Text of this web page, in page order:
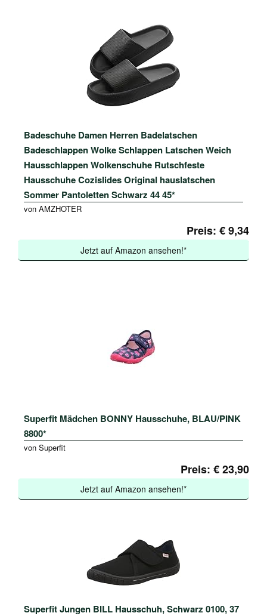
Badeschuhe Damen Herren Badelatschen
Badeschlappen Wolke Schlappen Latschen Weich
Hausschlappen Wolkenschuhe Rutschfeste
Hausschuhe Cozislides Original hauslatschen
Sommer Pantoletten Schwarz 44 45*
von AMZHOTER
Preis: € 9,34
Jetzt auf Amazon ansehen!*
Superfit Mädchen BONNY Hausschuhe, BLAU/PINK
8800*
von Superfit
Preis: € 23,90
Jetzt auf Amazon ansehen!*
Superfit Jungen BILL Hausschuh, Schwarz 0100, 37